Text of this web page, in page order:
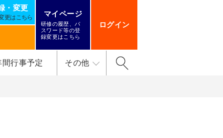
・変更
更はこちら マイページ
研修の履歴、パ
スワード等の登
録変更はこちら
ログイン
間行事予定 その他